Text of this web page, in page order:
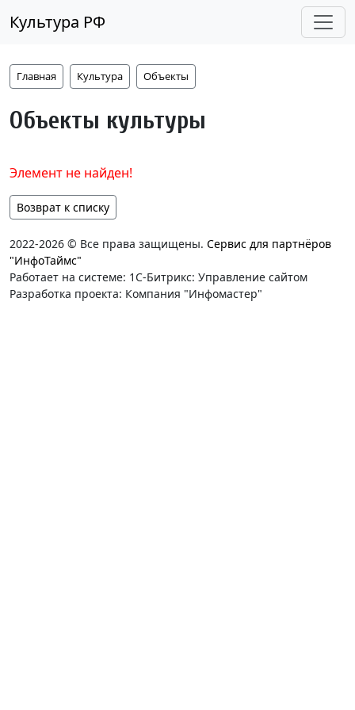
Культура РФ
Главная Культура Объекты
Объекты культуры
Элемент не найден!
Возврат к списку
2022-2026 © Все права защищены. Сервис для партнёров
"ИнфоТаймс"
Работает на системе: 1С-Битрикс: Управление сайтом
Разработка проекта: Компания "Инфомастер"